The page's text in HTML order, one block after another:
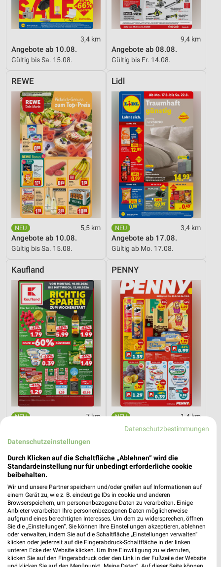
3,4 km
Angebote ab 10.08.
Gültig bis Sa. 15.08.
9,4 km
Angebote ab 08.08.
Gültig bis Fr. 14.08.
REWE
5,5 km
Angebote ab 10.08.
Gültig bis Sa. 15.08.
Lidl
3,4 km
Angebote ab 17.08.
Gültig ab Mo. 17.08.
Kaufland
7 km
Gültig bis Mi. 12.08.
PENNY
1,4 km
Angebote ab 10.08.
XXXLutz XXXLutz
Datenschutzbestimmungen
Datenschutzeinstellungen
Durch Klicken auf die Schaltfläche „Ablehnen“ wird die
Standardeinstellung nur für unbedingt erforderliche cookie
beibehalten.
Wir und unsere Partner speichern und/oder greifen auf Informationen auf
einem Gerät zu, wie z. B. eindeutige IDs in cookie und anderen
Browserspeichern, um personenbezogene Daten zu verarbeiten. Einige
Anbieter verarbeiten Ihre personenbezogenen Daten möglicherweise
aufgrund eines berechtigten Interesses. Um dem zu widersprechen, öffnen
Sie die „Einstellungen“. Sie können Ihre Einstellungen akzeptieren, ablehnen
oder verwalten, indem Sie auf die Schaltfläche „Einstellungen verwalten“
klicken oder jederzeit auf die Fingerabdruck-Schaltfläche in der linken
unteren Ecke der Website klicken. Um Ihre Einwilligung zu widerrufen,
klicken Sie auf den Fingerabdruck oder den Link in der Fußzeile der Website